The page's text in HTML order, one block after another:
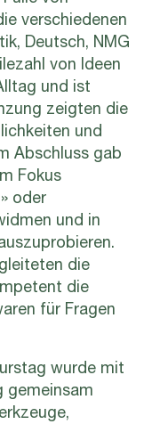
verschiedenen
Deutsch, NMG
von Ideen
und ist
zeigten die
und
Abschluss gab
Fokus
oder
und in
die
die
für Fragen
wurde mit
gemeinsam